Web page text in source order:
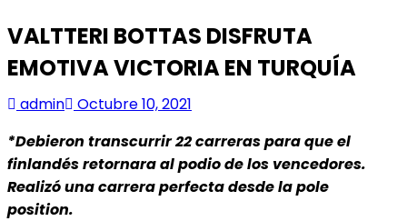
VALTTERI BOTTAS DISFRUTA
EMOTIVA VICTORIA EN TURQUÍA
admin
Octubre 10, 2021
*Debieron transcurrir 22 carreras para que el
finlandés retornara al podio de los vencedores.
Realizó una carrera perfecta desde la pole
position.